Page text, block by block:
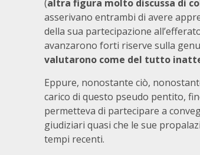
(altra figura molto discussa di
asserivano entrambi di avere
della sua partecipazione
avanzarono forti riserve sulla
valutarono come del tutto
Eppure, nonostante ciò,
carico di questo pseudo pentito,
permetteva di partecipare a
giudiziari quasi che le sue
tempi recenti.